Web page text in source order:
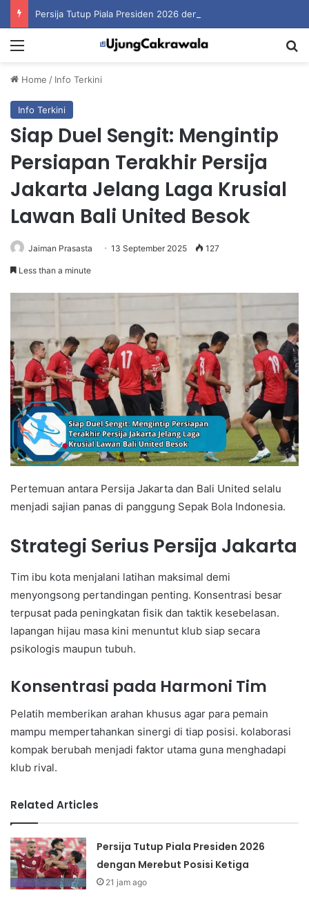
Home / Info Terkini
Info Terkini
Siap Duel Sengit: Mengintip
Persiapan Terakhir Persija
Jakarta Jelang Laga Krusial
Lawan Bali United Besok
Jaiman Prasasta 13 September 2025 127
Less than a minute
Pertemuan antara Persija Jakarta dan Bali United selalu
menjadi sajian panas di panggung Sepak Bola Indonesia.
Strategi Serius Persija Jakarta
Tim ibu kota menjalani latihan maksimal demi
menyongsong pertandingan penting. Konsentrasi besar
terpusat pada peningkatan fisik dan taktik kesebelasan.
lapangan hijau masa kini menuntut klub siap secara
psikologis maupun tubuh.
Konsentrasi pada Harmoni Tim
Pelatih memberikan arahan khusus agar para pemain
mampu mempertahankan sinergi di tiap posisi. kolaborasi
kompak berubah menjadi faktor utama guna menghadapi
klub rival.
Related Articles
Persija Tutup Piala Presiden 2026
dengan Merebut Posisi Ketiga
21 jam ago